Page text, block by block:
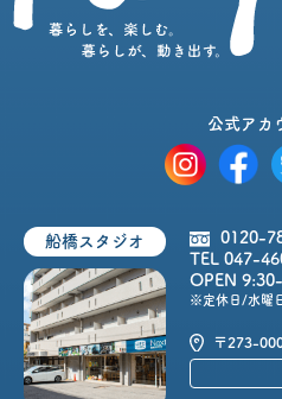
公式アカ
船橋スタジオ
0120-
TEL 047-
OPEN
※定休日/水曜
〒273-